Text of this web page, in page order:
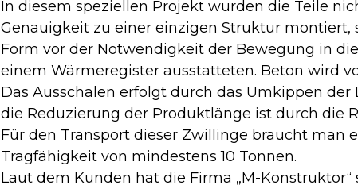
In diesem speziellen Projekt wurden die Teile
Genauigkeit zu einer einzigen Struktur montiert,
Form vor der Notwendigkeit der Bewegung in
einem Wärmeregister ausstatteten. Beton wird
Das Ausschalen erfolgt durch das Umkippen
die Reduzierung der Produktlänge ist durch die
Für den Transport dieser Zwillinge braucht man
Tragfähigkeit von mindestens 10 Tonnen.
Laut dem Kunden hat die Firma „M-